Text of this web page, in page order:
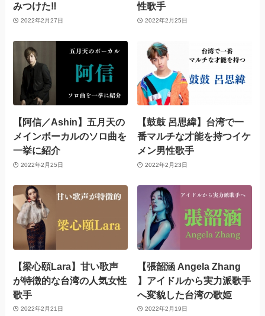
みつけた‼
2022年2月27日
性歌手
2022年2月25日
【阿信／Ashin】五月天の
メインボーカルのソロ曲を
一挙に紹介
2022年2月25日
【鼓鼓 呂思緯】台湾で一
番マルチな才能を持つイケ
メン男性歌手
2022年2月23日
【梁心頤Lara】甘い歌声
が特徴的な台湾の人気女性
歌手
2022年2月21日
【張韶涵 Angela Zhang
】アイドルから実力派歌手
へ変貌した台湾の歌姫
2022年2月19日